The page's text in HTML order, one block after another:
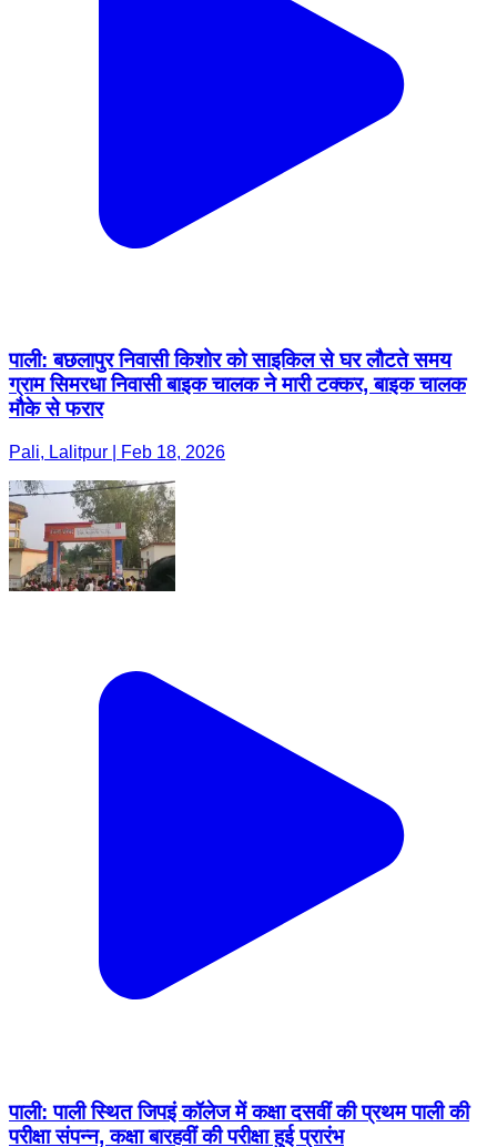
पाली: बछलापुर निवासी किशोर को साइकिल से घर लौटते समय
ग्राम सिमरधा निवासी बाइक चालक ने मारी टक्कर, बाइक चालक
मौके से फरार
Pali, Lalitpur | Feb 18, 2026
पाली: पाली स्थित जिपइं कॉलेज में कक्षा दसवीं की प्रथम पाली की
परीक्षा संपन्न, कक्षा बारहवीं की परीक्षा हुई प्रारंभ